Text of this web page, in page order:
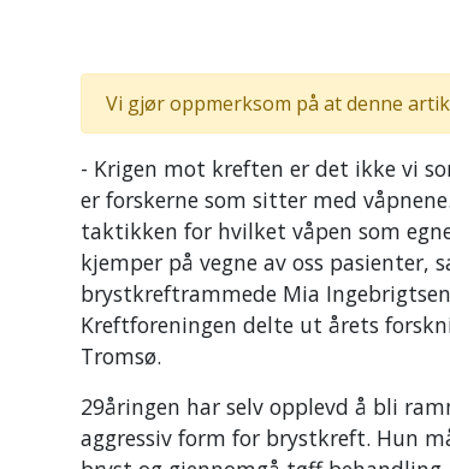
Vi gjør oppmerksom på at denne
- Krigen mot kreften er det ikke vi
er forskerne som sitter med
taktikken for hvilket våpen som
kjemper på vegne av oss pasienter,
brystkreftrammede Mia
Kreftforeningen delte ut årets
Tromsø.
29åringen har selv opplevd å bli
aggressiv form for brystkreft. Hun